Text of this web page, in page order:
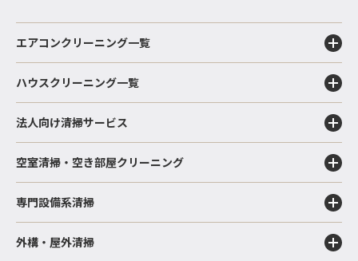
エアコンクリーニング一覧
ハウスクリーニング一覧
法人向け清掃サービス
空室清掃・空き部屋クリーニング
専門設備系清掃
外構・屋外清掃